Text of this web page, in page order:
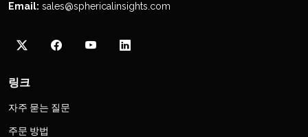
Email: sales@sphericalinsights.com
링크
자주 묻는 질문
주문 방법